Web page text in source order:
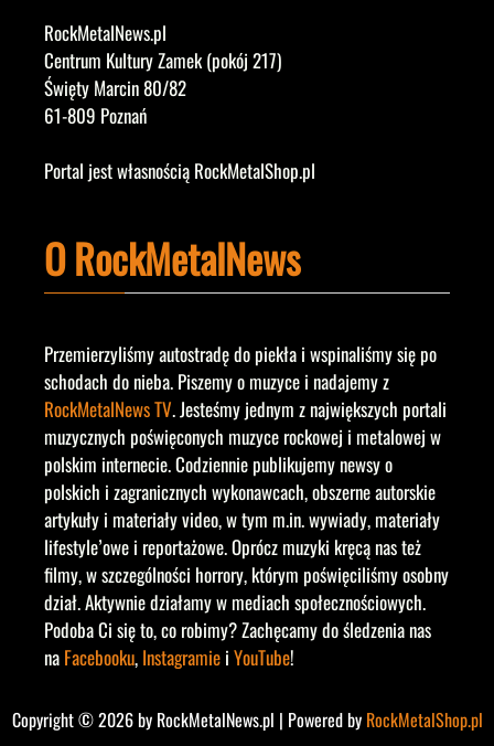
RockMetalNews.pl
Centrum Kultury Zamek (pokój 217)
Święty Marcin 80/82
61-809 Poznań
Portal jest własnością RockMetalShop.pl
O RockMetalNews
Przemierzyliśmy autostradę do piekła i wspinaliśmy się po
schodach do nieba. Piszemy o muzyce i nadajemy z
RockMetalNews TV. Jesteśmy jednym z największych portali
muzycznych poświęconych muzyce rockowej i metalowej w
polskim internecie. Codziennie publikujemy newsy o
polskich i zagranicznych wykonawcach, obszerne autorskie
artykuły i materiały video, w tym m.in. wywiady, materiały
lifestyle’owe i reportażowe. Oprócz muzyki kręcą nas też
filmy, w szczególności horrory, którym poświęciliśmy osobny
dział. Aktywnie działamy w mediach społecznościowych.
Podoba Ci się to, co robimy? Zachęcamy do śledzenia nas
na Facebooku, Instagramie i YouTube!
Copyright © 2026 by RockMetalNews.pl | Powered by RockMetalShop.pl